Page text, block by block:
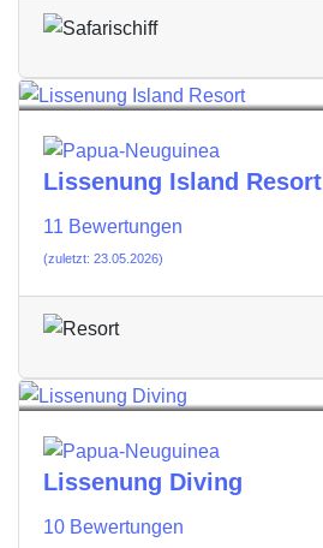
Lissenung Island Resort
11 Bewertungen
(zuletzt: 23.05.2026)
Lissenung Diving
10 Bewertungen